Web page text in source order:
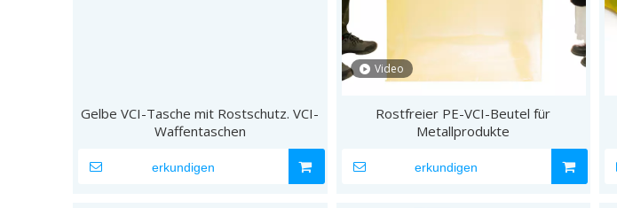
Gelbe VCI-Tasche mit Rostschutz. VCI-
Waffentaschen
erkundigen
Video
Rostfreier PE-VCI-Beutel für
Metallprodukte
erkundigen